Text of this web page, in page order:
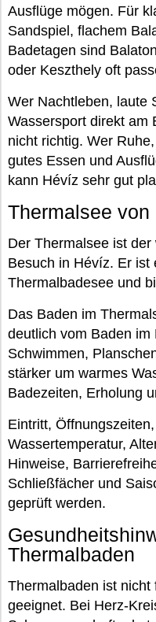
Ausflüge mögen. Für
Sandspiel, flachem
Badetagen sind
oder Keszthely oft
Wer Nachtleben, laute
Wassersport direkt am
nicht richtig. Wer
gutes Essen und
kann Hévíz sehr gut
Thermalsee von
Der Thermalsee ist
Besuch in Hévíz. Er ist
Thermalbadesee und
Das Baden im
deutlich vom Baden
Schwimmen,
stärker um warmes
Badezeiten, Erholung
Eintritt,
Wassertemperatur,
Hinweise,
Schließfächer und
geprüft werden.
Thermalbaden
Thermalbaden ist
geeignet. Bei Herz-